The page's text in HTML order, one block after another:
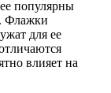
популярны
Флажки
для ее
влияет на